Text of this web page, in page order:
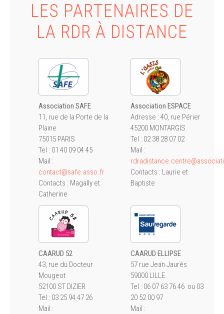
LES PARTENAIRES DE
LA RDR À DISTANCE
Association SAFE
11, rue de la Porte de la
Plaine
75015 PARIS
Tel : 01 40 09 04 45
Mail :
contact@safe.asso.fr
Contacts : Magally et
Catherine
Association ESPACE
Adresse : 40, rue Périer
45200 MONTARGIS
Tel : 02 38 28 07 02
Mail :
Contacts : Laurie et
Baptiste
CAARUD 52
43, rue du Docteur
Mougeot
52100 ST DIZIER
Tel : 03 25 94 47 26
Mail :
CAARUD ELLIPSE
57 rue Jean Jaurès
59000 LILLE
Tel : 06 07 63 76 46 ou 03
20 52 00 97
Mail :